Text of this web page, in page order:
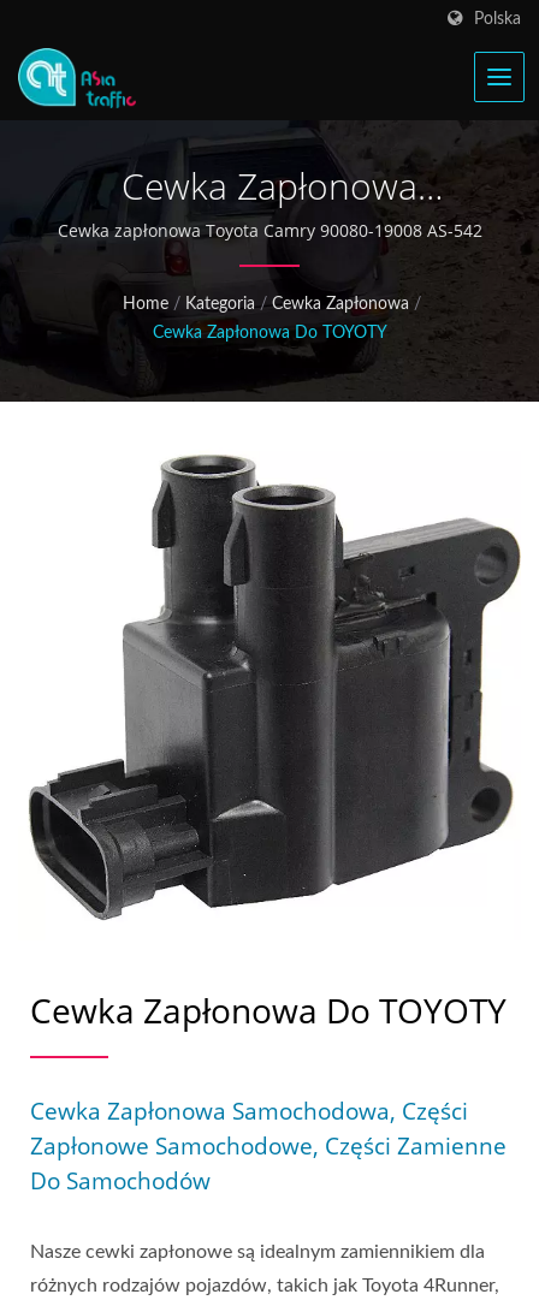
Polska
Cewka Zapłonowa
Samochodowa, Części
Zapłonowe Samochodowe,
Części Zamienne Do
Samochodów
Cewka zapłonowa Toyota Camry 90080-19008 AS-542
Home / Kategoria / Cewka Zapłonowa /
Cewka Zapłonowa Do TOYOTY
Cewka Zapłonowa Do TOYOTY
Cewka Zapłonowa Samochodowa, Części
Zapłonowe Samochodowe, Części Zamienne
Do Samochodów
Nasze cewki zapłonowe są idealnym zamiennikiem dla
różnych rodzajów pojazdów, takich jak Toyota 4Runner,